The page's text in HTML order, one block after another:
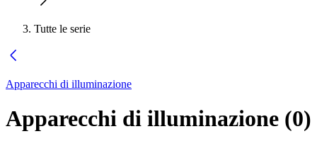
Tutte le serie
Apparecchi di illuminazione
Apparecchi di illuminazione (0)